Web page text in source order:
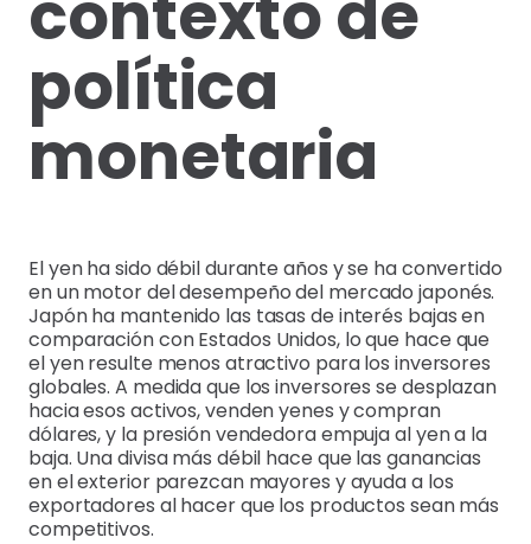
política
monetaria
El yen ha sido débil durante años y se ha convertido
en un motor del desempeño del mercado japonés.
Japón ha mantenido las tasas de interés bajas en
comparación con Estados Unidos, lo que hace que
el yen resulte menos atractivo para los inversores
globales. A medida que los inversores se desplazan
hacia esos activos, venden yenes y compran
dólares, y la presión vendedora empuja al yen a la
baja. Una divisa más débil hace que las ganancias
en el exterior parezcan mayores y ayuda a los
exportadores al hacer que los productos sean más
competitivos.